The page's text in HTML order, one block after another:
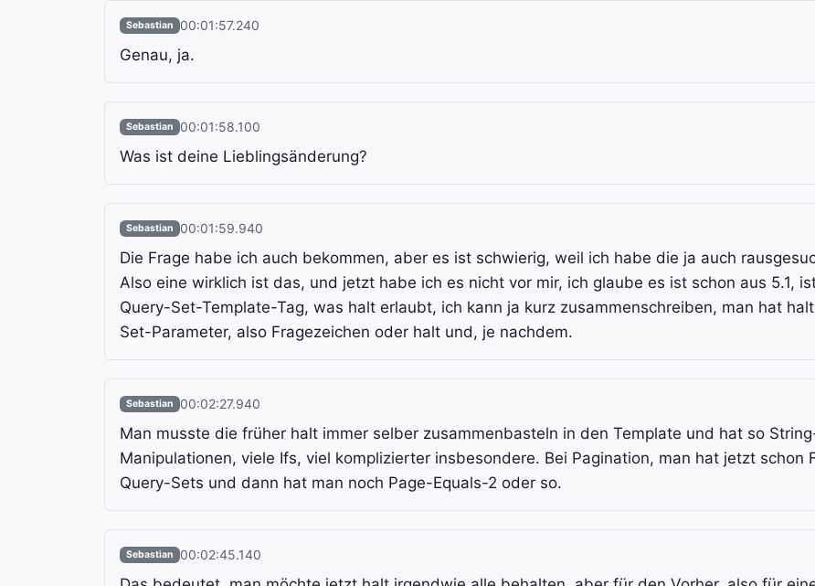
Sebastian 00:01:57.240
Genau, ja.
Sebastian 00:01:58.100
Was ist deine Lieblingsänderung?
Sebastian 00:01:59.940
Die Frage habe ich auch bekommen, aber es ist schwierig, weil ich habe die ja auch
Also eine wirklich ist das, und jetzt habe ich es nicht vor mir, ich glaube es ist schon aus 5.1,
Query-Set-Template-Tag, was halt erlaubt, ich kann ja kurz zusammenschreiben, man hat
Set-Parameter, also Fragezeichen oder halt und, je nachdem.
Sebastian 00:02:27.940
Man musste die früher halt immer selber zusammenbasteln in den Template und hat so
Manipulationen, viele Ifs, viel komplizierter insbesondere. Bei Pagination, man hat jetzt schon
Query-Sets und dann hat man noch Page-Equals-2 oder so.
Sebastian 00:02:45.140